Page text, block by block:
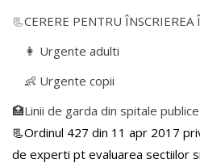
📃CERERE PENTRU
👩 Urgente adulti
👶 Urgente copii
🏥Linii de garda din spitale publice
📃Ordinul 427 din 11 apr 2017
de experti pt evaluarea sectiilor